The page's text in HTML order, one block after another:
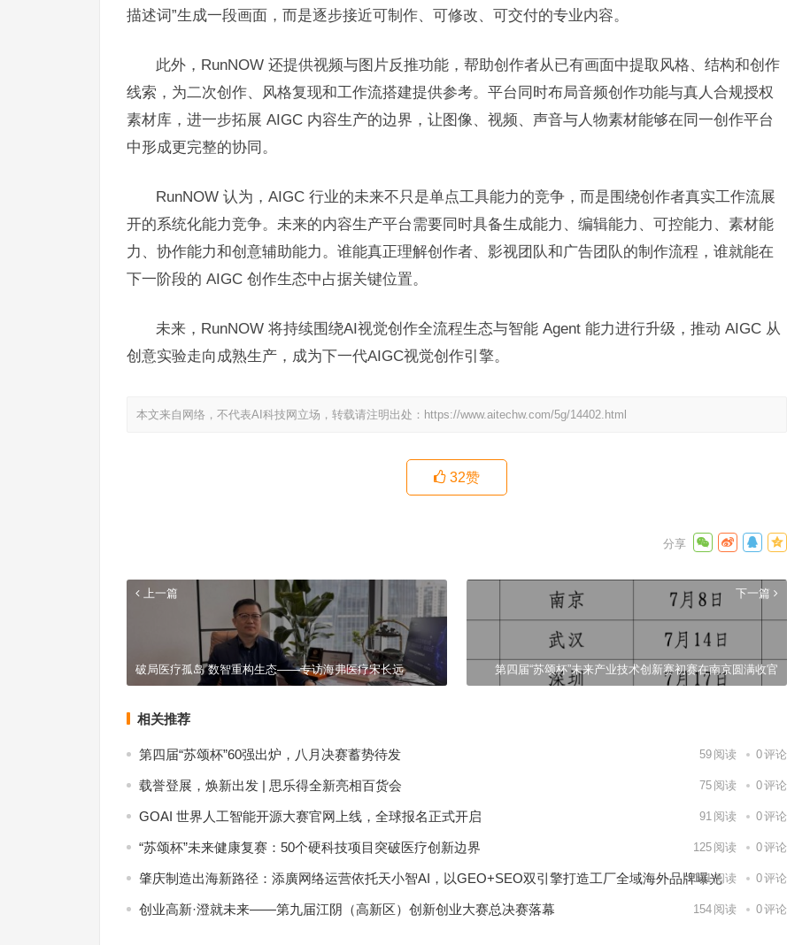
描述词”生成一段画面，而是逐步接近可制作、可修改、可交付的专业内容。
此外，RunNOW 还提供视频与图片反推功能，帮助创作者从已有画面中提取风格、结构和创作
线索，为二次创作、风格复现和工作流搭建提供参考。平台同时布局音频创作功能与真人合规授权
素材库，进一步拓展 AIGC 内容生产的边界，让图像、视频、声音与人物素材能够在同一创作平台
中形成更完整的协同。
RunNOW 认为，AIGC 行业的未来不只是单点工具能力的竞争，而是围绕创作者真实工作流展
开的系统化能力竞争。未来的内容生产平台需要同时具备生成能力、编辑能力、可控能力、素材能
力、协作能力和创意辅助能力。谁能真正理解创作者、影视团队和广告团队的制作流程，谁就能在
下一阶段的 AIGC 创作生态中占据关键位置。
未来，RunNOW 将持续围绕AI视觉创作全流程生态与智能 Agent 能力进行升级，推动 AIGC 从
创意实验走向成熟生产，成为下一代AIGC视觉创作引擎。
本文来自网络，不代表AI科技网立场，转载请注明出处： https://www.aitechw.com/5g/14402.html
32赞
上一篇
破局医疗孤岛 数智重构生态——专访海弗医疗宋长远
下一篇
第四届“苏颂杯”未来产业技术创新赛初赛在南京圆满收官
相关推荐
第四届“苏颂杯”60强出炉，八月决赛蓄势待发 59 阅读 0评论
载誉登展，焕新出发 | 思乐得全新亮相百货会 75 阅读 0评论
GOAI 世界人工智能开源大赛官网上线，全球报名正式开启 91 阅读 0评论
“苏颂杯”未来健康复赛：50个硬科技项目突破医疗创新边界 125 阅读 0评论
肇庆制造出海新路径：添廣网络运营依托天小智AI，以GEO+SEO双引擎打造工厂全域海外品牌曝光
141阅读 0评论
创业高新·澄就未来——第九届江阴（高新区）创新创业大赛总决赛落幕 154 阅读 0评论